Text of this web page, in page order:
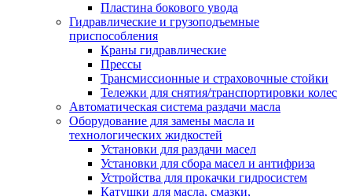
Пластина бокового увода
Гидравлические и грузоподъемные
приспособления
Краны гидравлические
Прессы
Трансмиссионные и страховочные стойки
Тележки для снятия/транспортировки колес
Автоматическая система раздачи масла
Оборудование для замены масла и
технологических жидкостей
Установки для раздачи масел
Установки для сбора масел и антифриза
Устройства для прокачки гидросистем
Катушки для масла, смазки,